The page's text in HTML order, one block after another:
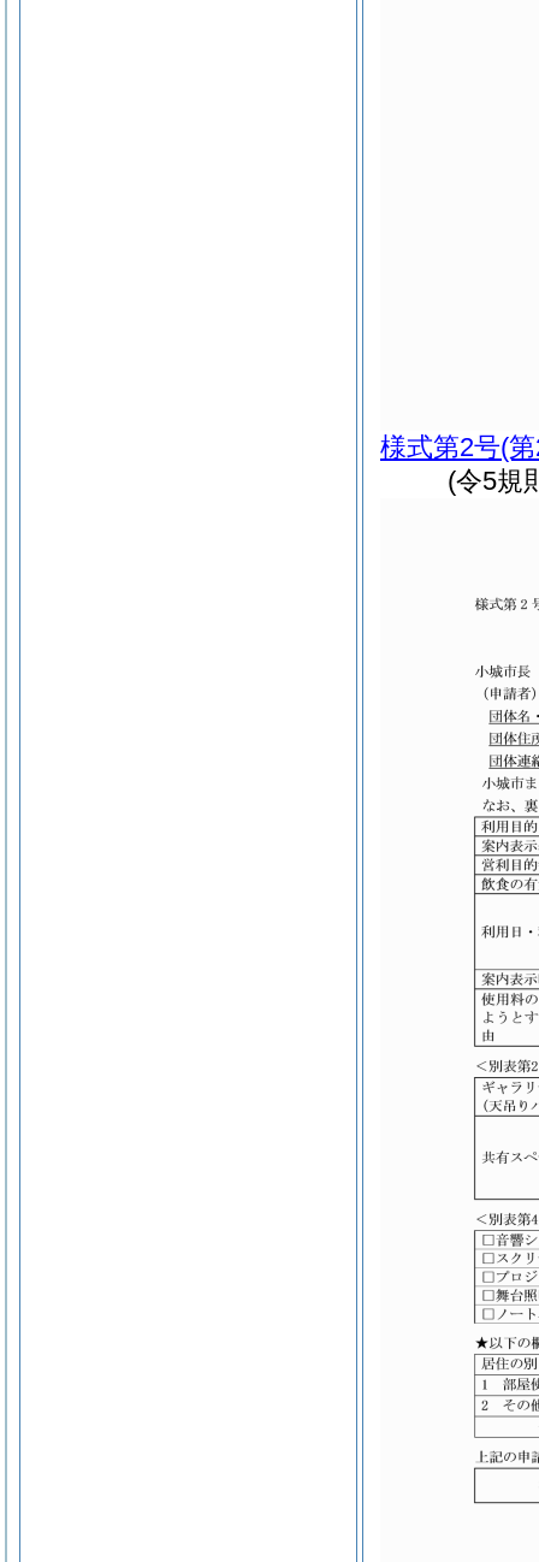
様式第2号(
(令5規